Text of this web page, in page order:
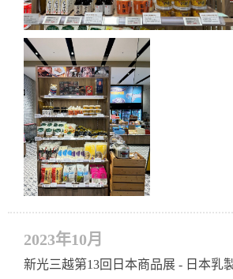
2023年10月
新光三越第13回日本商品展 - 日本乳